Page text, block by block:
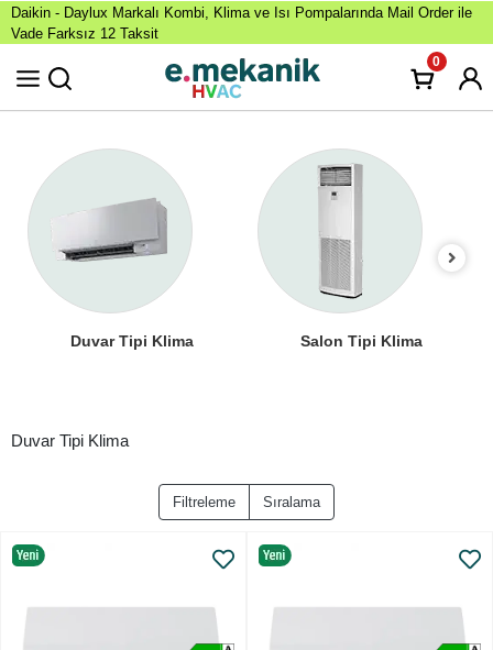
Daikin - Daylux Markalı Kombi, Klima ve Isı Pompalarında Mail Order ile
Vade Farksız 12 Taksit
0
Duvar Tipi Klima Salon Tipi Klima
Duvar Tipi Klima
Filtreleme Sıralama